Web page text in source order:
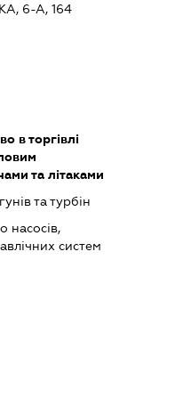
6-А, 164
в торгівлі
та літаками
та турбін
насосів,
систем